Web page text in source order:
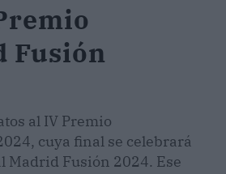
Fusión
al IV Premio
cuya final se celebrará
Madrid Fusión 2024. Ese